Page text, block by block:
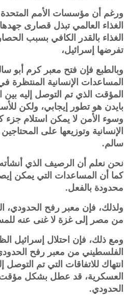
ورغم أن مؤسسات الأمم المتحدة
الغذاء العالمي تبذل قصارى
الغذاء بالقدر ‏الكافي بسبب
تفرضها إسرائيل،
وبالطبع فإن فتح معبر كرم أبو
المساعدات الإنسانية
المؤقت الذي ‏تم التوصل إليه
بايدن هو تطور إيجابي، ولكن
وسوء الأمن لا يمكن ‏استلام
الإنسانية وتوزيعها على
سالم.‏
نحن نعلم أن الرصيف الذي
كما أن المساعدات التي يمكن
محدودة ‏بالفعل.‏
ولذلك، فإن معبر رفح الحدودي،
من مصر إلى غزة لا غنى عنه
ومع ذلك، فإن احتلال إسرائيل
الفلسطيني من معبر رفح
انتهاك ‏للاتفاقات التي تم التوصل
العسكرية، قد عطل بشكل
الحدودي. ‏